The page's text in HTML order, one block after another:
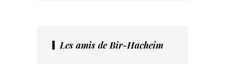
Les amis de Bir-Hacheim